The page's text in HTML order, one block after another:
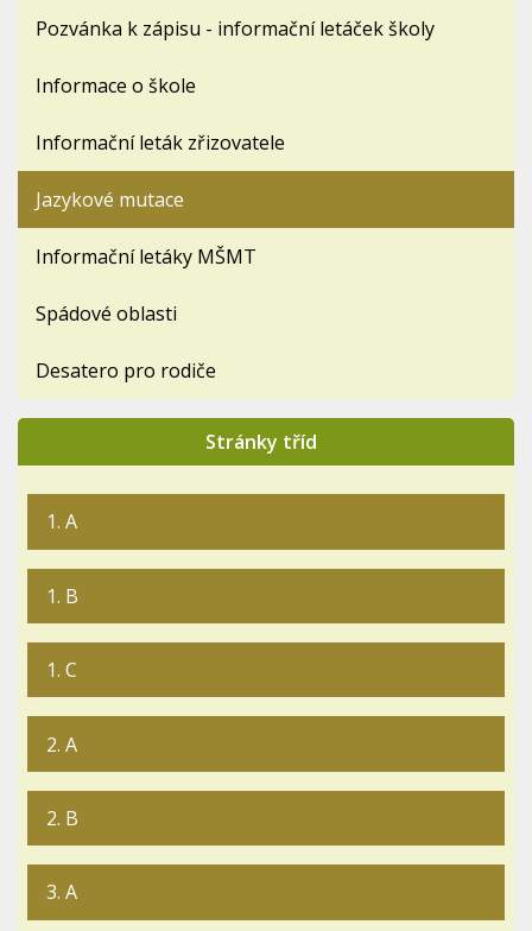
Pozvánka k zápisu - informační letáček školy
Informace o škole
Informační leták zřizovatele
Jazykové mutace
Informační letáky MŠMT
Spádové oblasti
Desatero pro rodiče
Stránky tříd
1. A
1. B
1. C
2. A
2. B
3. A